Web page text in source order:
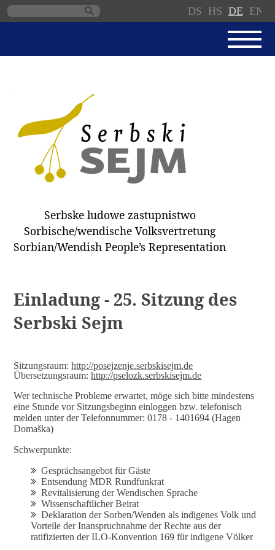
DS HS DE EN
SERBSKI SEJM
GESCHÄFTSORDNUNG
PROTOKOLLE / BESCHLÜSSE
SPENDEN
ABGEORDNETE
AUSSCHÜSSE
Serbske ludowe zastupnistwo
Sorbische/wendische Volksvertretung
Sorbian/Wendish People’s Representation
Einladung - 25. Sitzung des
Serbski Sejm
Sitzungsraum:http://posejzenje.serbskisejm.de
Übersetzungsraum:http://pselozk.serbskisejm.de
Wer technische Probleme erwartet, möge sich bitte mindestens
eine Stunde vor Sitzungsbeginn einloggen bzw. telefonisch
melden unter der Telefonnummer: 0178 - 1401694 (Hagen
Domaška)
Schwerpunkte:
Gesprächsangebot für Gäste
Entsendung MDR Rundfunkrat
Revitalisierung der Wendischen Sprache
Wissenschaftlicher Beirat
Deklaration der Sorben/Wenden als indigenes Volk und
Vorteile der Inanspruchnahme der Rechte aus der
ratifizierten der ILO-Konvention 169 für indigene Völker